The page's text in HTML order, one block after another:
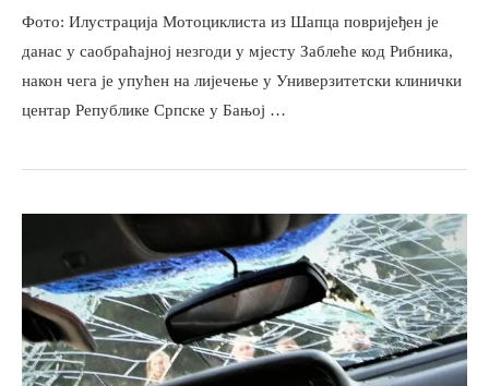
Фото: Илустрација Мотоциклиста из Шапца повријеђен је
данас у саобраћајној незгоди у мјесту Заблеће код Рибника,
након чега је упућен на лијечење у Универзитетски клинички
центар Републике Српске у Бањој …